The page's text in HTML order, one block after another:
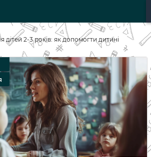
дітей 2-3 років: як допомогти дитині